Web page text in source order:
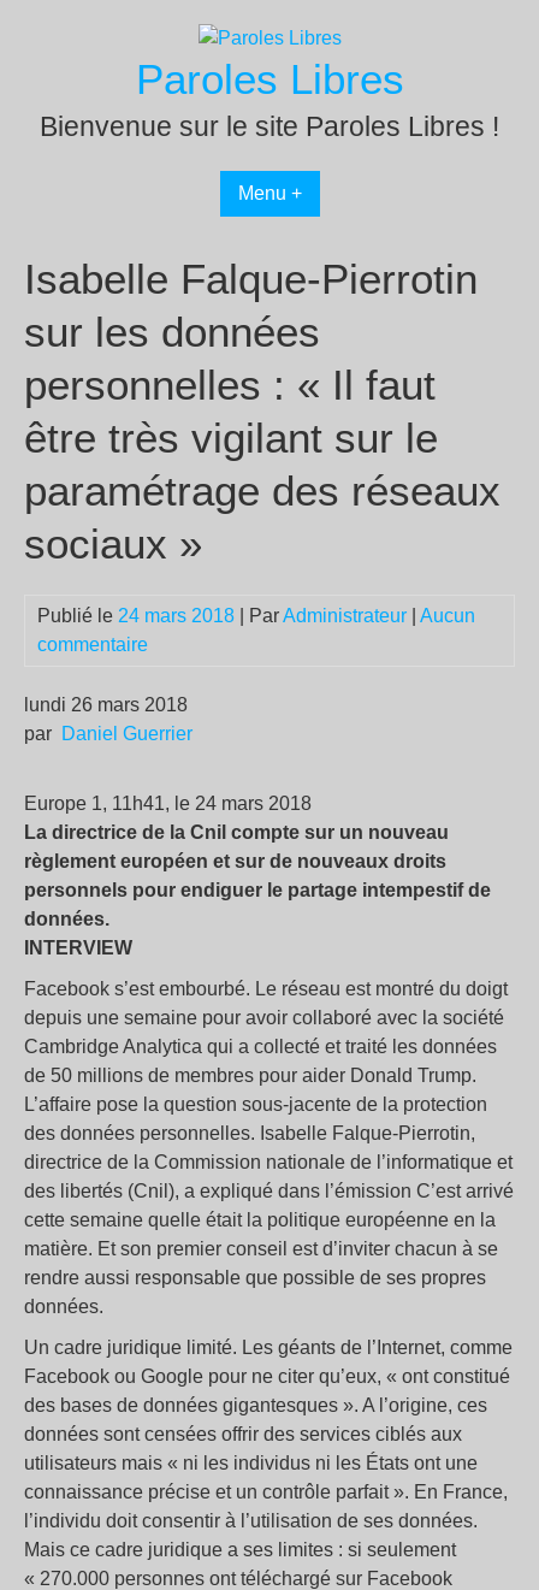
Paroles Libres
Bienvenue sur le site Paroles Libres !
Menu +
Isabelle Falque-Pierrotin
sur les données
personnelles : « Il faut
être très vigilant sur le
paramétrage des réseaux
sociaux »
Publié le 24 mars 2018 | ParAdministrateur
Aucun
commentaire
lundi 26 mars 2018
par Daniel Guerrier
Europe 1, 11h41, le 24 mars 2018
La directrice de la Cnil compte sur un nouveau
règlement européen et sur de nouveaux droits
personnels pour endiguer le partage intempestif de
données.
INTERVIEW
Facebook s’est embourbé. Le réseau est montré du doigt
depuis une semaine pour avoir collaboré avec la société
Cambridge Analytica qui a collecté et traité les données
de 50 millions de membres pour aider Donald Trump.
L’affaire pose la question sous-jacente de la protection
des données personnelles. Isabelle Falque-Pierrotin,
directrice de la Commission nationale de l’informatique et
des libertés (Cnil), a expliqué dans l’émission C’est arrivé
cette semaine quelle était la politique européenne en la
matière. Et son premier conseil est d’inviter chacun à se
rendre aussi responsable que possible de ses propres
données.
Un cadre juridique limité. Les géants de l’Internet, comme
Facebook ou Google pour ne citer qu’eux, « ont constitué
des bases de données gigantesques ». A l’origine, ces
données sont censées offrir des services ciblés aux
utilisateurs mais « ni les individus ni les États ont une
connaissance précise et un contrôle parfait ». En France,
l’individu doit consentir à l’utilisation de ses données.
Mais ce cadre juridique a ses limites : si seulement
« 270.000 personnes ont téléchargé sur Facebook